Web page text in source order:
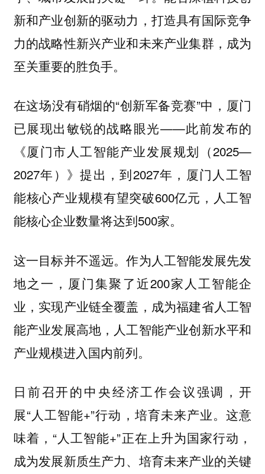
新和产业创新的驱动力，打造具有国际竞争
力的战略性新兴产业和未来产业集群，成为
至关重要的胜负手。
在这场没有硝烟的“创新军备竞赛”中，厦门
已展现出敏锐的战略眼光——此前发布的
《厦门市人工智能产业发展规划（2025—
2027年）》提出，到2027年，厦门人工智
能核心产业规模有望突破600亿元，人工智
能核心企业数量将达到500家。
这一目标并不遥远。作为人工智能发展先发
地之一，厦门集聚了近200家人工智能企
业，实现产业链全覆盖，成为福建省人工智
能产业发展高地，人工智能产业创新水平和
产业规模进入国内前列。
日前召开的中央经济工作会议强调，开
展“人工智能+”行动，培育未来产业。这意
味着，“人工智能+”正在上升为国家行动，
成为发展新质生产力、培育未来产业的关键